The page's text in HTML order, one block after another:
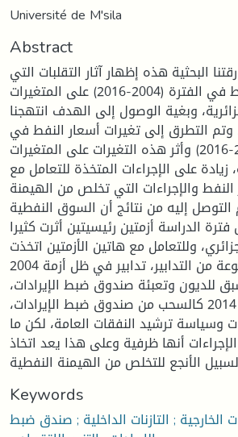
Université de M'sila
Abstract
البحثية هذه إظهار آثار التقلبات التي
شهدتها أسعار النفط في الفترة (2004-2016) على المتغيرات
وبغية الوصول إلى الهدف انتهجنا
وتم التطرق إلى تغيرات أسعار النفط في
الفترة (2004-2016) وأثر هذه التغيرات على المتغيرات
زيادة على الإجراءات المتخذة للتعامل مع
النفط والإجراءات التي تخلص من الهيمنة
التوصل إليه من نتائج أن السوق النفطية
الدراسة أزمتين رئيسيتين أثرت كثيرا
وللتعامل مع هاتين الأزمتين اتخذت
الجزائر مجموعة من التدابير، تدابير في ظل أزمة 2004
للديون وتعبئة صندوق ضبط الإيرادات،
وتدابير في ظل أزمة 2014 كالسحب من صندوق ضبط الإيرادات،
وسياسة ترشيد النفقات العامة، لكن ما
أنها ظرفية وعلى هذا يعد اتخاذ
Keywords
الخارجية ; التازنات الداخلية ; صندق ضبط